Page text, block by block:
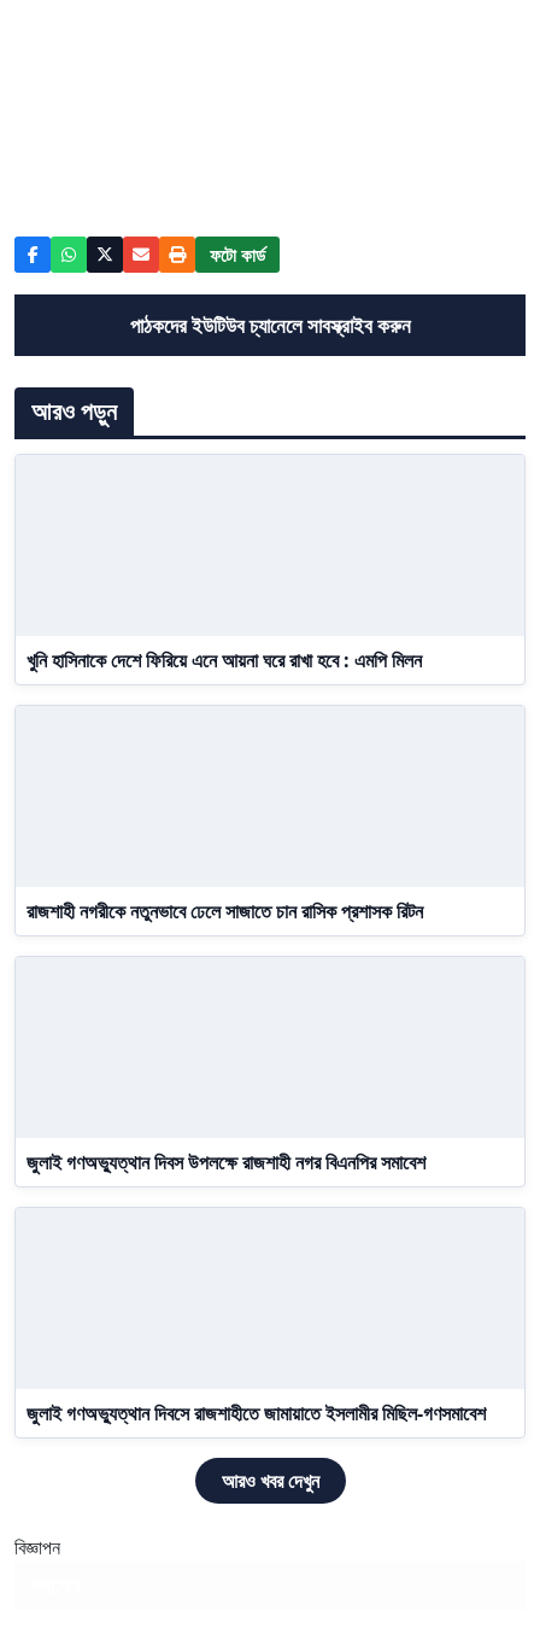
ফটো কার্ড
পাঠকদের ইউটিউব চ্যানেলে সাবস্ক্রাইব করুন
আরও পড়ুন
খুনি হাসিনাকে দেশে ফিরিয়ে এনে আয়না ঘরে রাখা হবে : এমপি মিলন
রাজশাহী নগরীকে নতুনভাবে ঢেলে সাজাতে চান রাসিক প্রশাসক রিটন
জুলাই গণঅভ্যুত্থান দিবস উপলক্ষে রাজশাহী নগর বিএনপির সমাবেশ
জুলাই গণঅভ্যুত্থান দিবসে রাজশাহীতে জামায়াতে ইসলামীর মিছিল-গণসমাবেশ
আরও খবর দেখুন
বিজ্ঞাপন